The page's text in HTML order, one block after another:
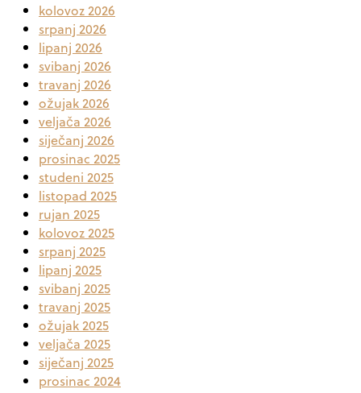
kolovoz 2026
srpanj 2026
lipanj 2026
svibanj 2026
travanj 2026
ožujak 2026
veljača 2026
siječanj 2026
prosinac 2025
studeni 2025
listopad 2025
rujan 2025
kolovoz 2025
srpanj 2025
lipanj 2025
svibanj 2025
travanj 2025
ožujak 2025
veljača 2025
siječanj 2025
prosinac 2024